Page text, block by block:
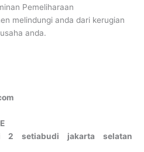
Pemeliharaan
melindungi anda dari kerugian
anda.
setiabudi jakarta selatan